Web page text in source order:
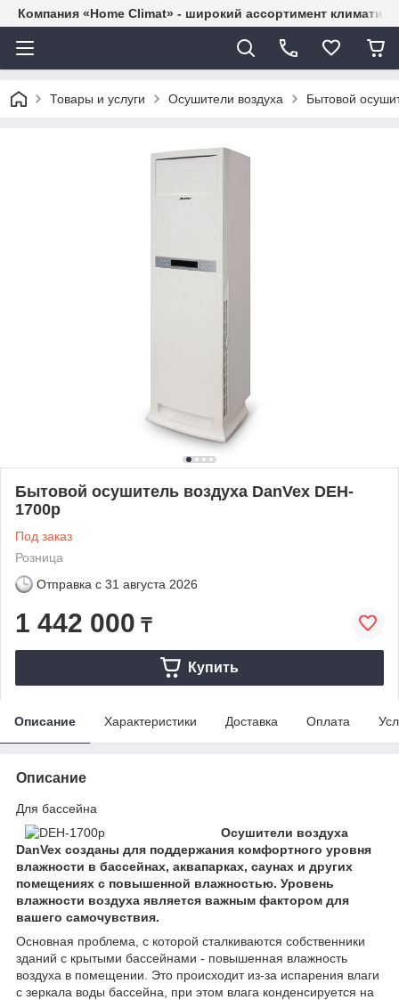
Компания «Home Climat» - широкий ассортимент
Товары и услуги Осушители воздуха Бытовой
Бытовой осушитель воздуха DanVex DEH-
1700p
Под заказ
Розница
Отправка с 31 августа 2026
1 442 000 ₸
Купить
Описание Характеристики Доставка Оплата
Описание
Для бассейна
Осушители воздуха
DanVex созданы для поддержания комфортного уровня
влажности в бассейнах, аквапарках, саунах и других
помещениях с повышенной влажностью. Уровень
влажности воздуха является важным фактором для
вашего самочувствия.
Основная проблема, с которой сталкиваются собственники
зданий с крытыми бассейнами - повышенная влажность
воздуха в помещении. Это происходит из-за испарения влаги
с зеркала воды бассейна, при этом влага конденсируется на